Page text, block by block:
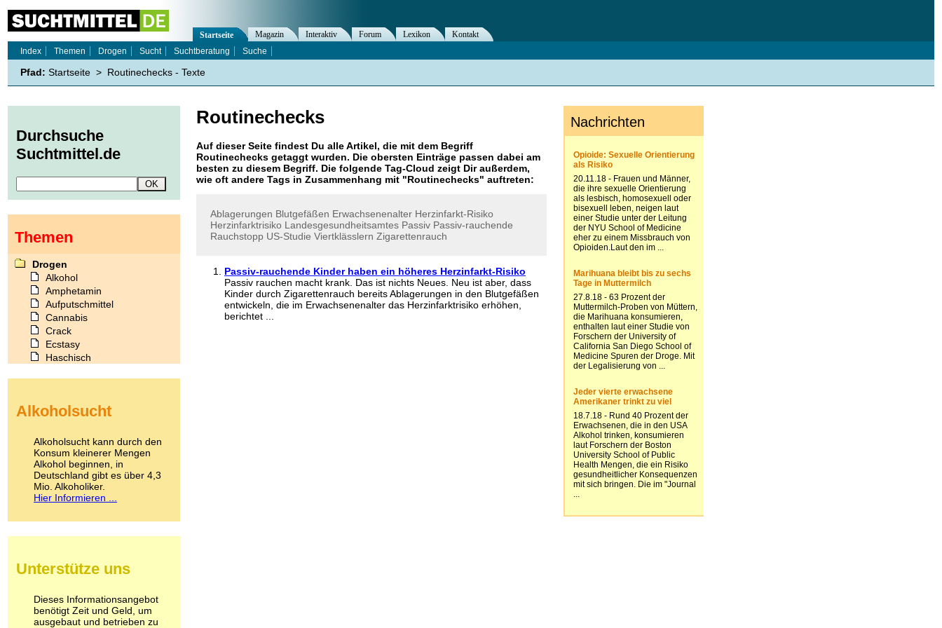
Routinechecks
Auf dieser Seite findest Du alle Artikel, die mit dem Begriff
Routinechecks getaggt wurden. Die obersten Einträge passen dabei am
besten zu diesem Begriff. Die folgende Tag-Cloud zeigt Dir außerdem,
wie oft andere Tags in Zusammenhang mit "Routinechecks" auftreten:
Ablagerungen Blutgefäßen Erwachsenenalter Herzinfarkt-Risiko
Herzinfarktrisiko Landesgesundheitsamtes Passiv Passiv-rauchende
Rauchstopp US-Studie Viertklässlern Zigarettenrauch
Passiv-rauchende Kinder haben ein höheres Herzinfarkt-Risiko
Passiv rauchen macht krank. Das ist nichts Neues. Neu ist aber, dass
Kinder durch Zigarettenrauch bereits Ablagerungen in den Blutgefäßen
entwickeln, die im Erwachsenenalter das Herzinfarktrisiko erhöhen,
berichtet ...
Startseite Magazin Interaktiv Forum Lexikon
Kontakt
Index
Themen Drogen Sucht Suchtberatung Suche
Pfad: Startseite > Routinechecks - Texte
Durchsuche
Suchtmittel.de
Themen
Drogen
Alkohol
Amphetamin
Aufputschmittel
Cannabis
Crack
Ecstasy
Haschisch
Kokain
LSD
Marihuana
Medikamente
Meskalin
Metamphetamin
Methadon
Pilze
Psychopharmaka
Schlafmittel
Schmerzmittel
Alkoholsucht
Alkoholsucht kann durch den
Konsum kleinerer Mengen
Alkohol beginnen, in
Deutschland gibt es über 4,3
Mio. Alkoholiker.
Hier Informieren ...
Unterstütze uns
Dieses Informationsangebot
benötigt Zeit und Geld, um
ausgebaut und betrieben zu